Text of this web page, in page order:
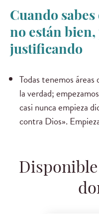
Cuando sabes
no están
justificando
Todas tenemos
la verdad;
casi nunca empieza
contra Dios».